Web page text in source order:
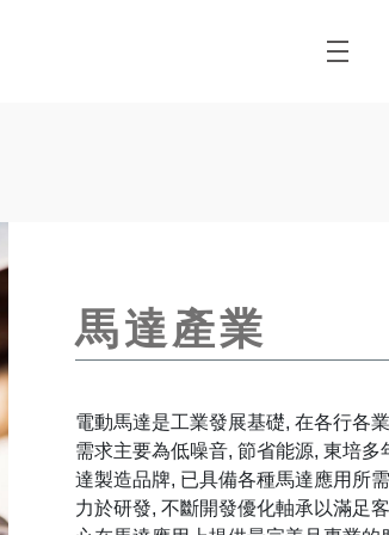
馬達產業
電動馬達是工業發展基礎, 在各行各
需求主要為低噪音, 節省能源, 東培
達製造品牌, 已具備各種馬達應用所
力於研發, 不斷開發優化軸承以滿足